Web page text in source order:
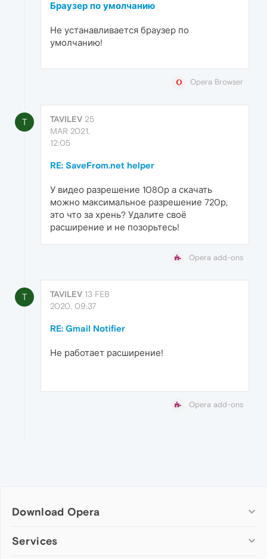
Браузер по умолчанию
Не устанавливается браузер по
умолчанию!
Opera Browser
T TAVILEV 25
MAR 2021,
12:05
RE: SaveFrom.net helper
У видео разрешение 1080р а скачать
можно максимальное разрешение 720р,
это что за хрень? Удалите своё
расширение и не позорьтесь!
Opera add-ons
T TAVILEV 13 FEB
2020, 09:37
RE: Gmail Notifier
Не работает расширение!
Opera add-ons
Download Opera
Computer browsers
Services